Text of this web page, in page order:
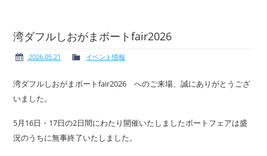
サービス案内
湾ダフルしおがまボートfair2026
2026.05.21 イベント情報
湾ダフルしおがまボートfair2026 へのご来場、誠にありがとうござ
いました。
5月16日・17日の2日間にわたり開催いたしましたボートフェアは盛
況のうちに無事終了いたしました。